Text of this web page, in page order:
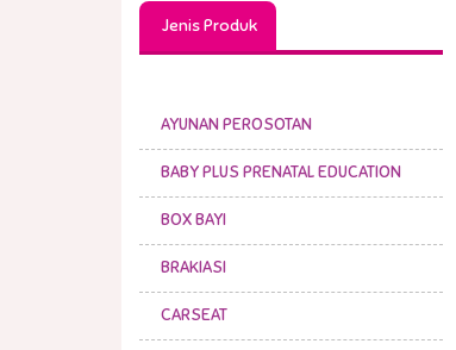
Jenis Produk
AYUNAN PEROSOTAN
BABY PLUS PRENATAL EDUCATION
BOX BAYI
BRAKIASI
CARSEAT